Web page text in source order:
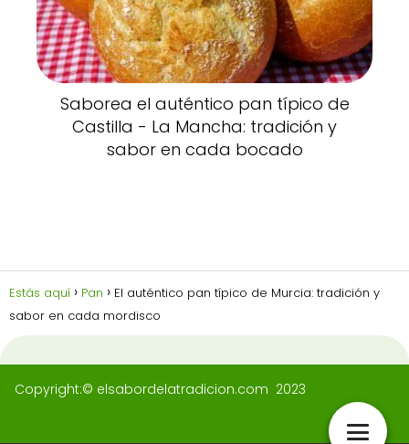
Saborea el auténtico pan típico de
Castilla - La Mancha: tradición y
sabor en cada bocado
Estás aquí Pan
El auténtico pan típico de Murcia: tradición y
sabor en cada mordisco
Copyright:© elsabordelatradicion.com 2023